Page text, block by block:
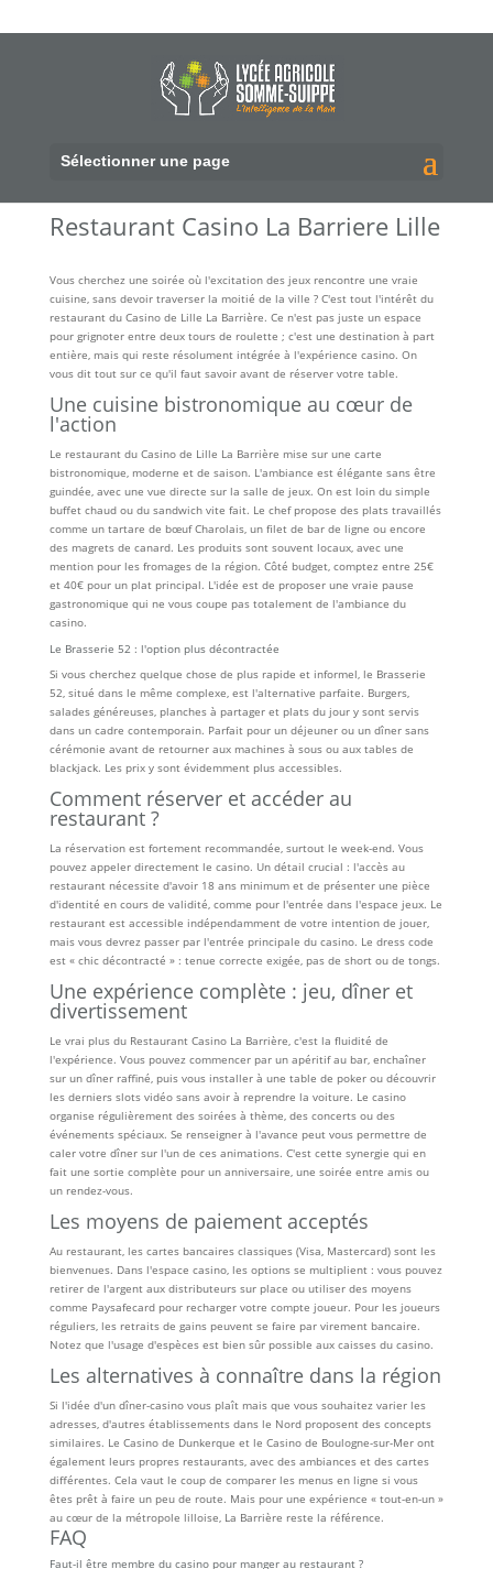
Sélectionner une page
Restaurant Casino La Barriere Lille
Vous cherchez une soirée où l'excitation des jeux rencontre une vraie
cuisine, sans devoir traverser la moitié de la ville ? C'est tout l'intérêt du
restaurant du Casino de Lille La Barrière. Ce n'est pas juste un espace
pour grignoter entre deux tours de roulette ; c'est une destination à part
entière, mais qui reste résolument intégrée à l'expérience casino. On
vous dit tout sur ce qu'il faut savoir avant de réserver votre table.
Une cuisine bistronomique au cœur de
l'action
Le restaurant du Casino de Lille La Barrière mise sur une carte
bistronomique, moderne et de saison. L'ambiance est élégante sans être
guindée, avec une vue directe sur la salle de jeux. On est loin du simple
buffet chaud ou du sandwich vite fait. Le chef propose des plats travaillés
comme un tartare de bœuf Charolais, un filet de bar de ligne ou encore
des magrets de canard. Les produits sont souvent locaux, avec une
mention pour les fromages de la région. Côté budget, comptez entre 25€
et 40€ pour un plat principal. L'idée est de proposer une vraie pause
gastronomique qui ne vous coupe pas totalement de l'ambiance du
casino.
Le Brasserie 52 : l'option plus décontractée
Si vous cherchez quelque chose de plus rapide et informel, le Brasserie
52, situé dans le même complexe, est l'alternative parfaite. Burgers,
salades généreuses, planches à partager et plats du jour y sont servis
dans un cadre contemporain. Parfait pour un déjeuner ou un dîner sans
cérémonie avant de retourner aux machines à sous ou aux tables de
blackjack. Les prix y sont évidemment plus accessibles.
Comment réserver et accéder au
restaurant ?
La réservation est fortement recommandée, surtout le week-end. Vous
pouvez appeler directement le casino. Un détail crucial : l'accès au
restaurant nécessite d'avoir 18 ans minimum et de présenter une pièce
d'identité en cours de validité, comme pour l'entrée dans l'espace jeux. Le
restaurant est accessible indépendamment de votre intention de jouer,
mais vous devrez passer par l'entrée principale du casino. Le dress code
est « chic décontracté » : tenue correcte exigée, pas de short ou de tongs.
Une expérience complète : jeu, dîner et
divertissement
Le vrai plus du Restaurant Casino La Barrière, c'est la fluidité de
l'expérience. Vous pouvez commencer par un apéritif au bar, enchaîner
sur un dîner raffiné, puis vous installer à une table de poker ou découvrir
les derniers slots vidéo sans avoir à reprendre la voiture. Le casino
organise régulièrement des soirées à thème, des concerts ou des
événements spéciaux. Se renseigner à l'avance peut vous permettre de
caler votre dîner sur l'un de ces animations. C'est cette synergie qui en
fait une sortie complète pour un anniversaire, une soirée entre amis ou
un rendez-vous.
Les moyens de paiement acceptés
Au restaurant, les cartes bancaires classiques (Visa, Mastercard) sont les
bienvenues. Dans l'espace casino, les options se multiplient : vous pouvez
retirer de l'argent aux distributeurs sur place ou utiliser des moyens
comme Paysafecard pour recharger votre compte joueur. Pour les joueurs
réguliers, les retraits de gains peuvent se faire par virement bancaire.
Notez que l'usage d'espèces est bien sûr possible aux caisses du casino.
Les alternatives à connaître dans la région
Si l'idée d'un dîner-casino vous plaît mais que vous souhaitez varier les
adresses, d'autres établissements dans le Nord proposent des concepts
similaires. Le Casino de Dunkerque et le Casino de Boulogne-sur-Mer ont
également leurs propres restaurants, avec des ambiances et des cartes
différentes. Cela vaut le coup de comparer les menus en ligne si vous
êtes prêt à faire un peu de route. Mais pour une expérience « tout-en-un »
au cœur de la métropole lilloise, La Barrière reste la référence.
FAQ
Faut-il être membre du casino pour manger au restaurant ?